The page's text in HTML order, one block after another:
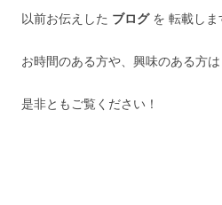
以前お伝えした ブログを 転載しま
お時間のある方や、興味のある方は
是非ともご覧ください！